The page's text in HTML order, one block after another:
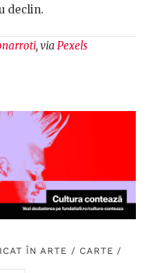
declin.
, via Pexels
ÎNARTE / CARTE /